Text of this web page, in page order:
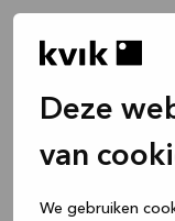
Deze
van
We gebruiken